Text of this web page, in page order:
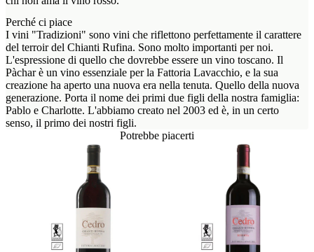
Perché ci piace
I vini "Tradizioni" sono vini che riflettono perfettamente il carattere
del terroir del Chianti Rufina. Sono molto importanti per noi.
L'espressione di quello che dovrebbe essere un vino toscano. Il
Pàchar è un vino essenziale per la Fattoria Lavacchio, e la sua
creazione ha aperto una nuova era nella tenuta. Quello della nuova
generazione. Porta il nome dei primi due figli della nostra famiglia:
Pablo e Charlotte. L'abbiamo creato nel 2003 ed è, in un certo
senso, il primo dei nostri figli.
Potrebbe piacerti